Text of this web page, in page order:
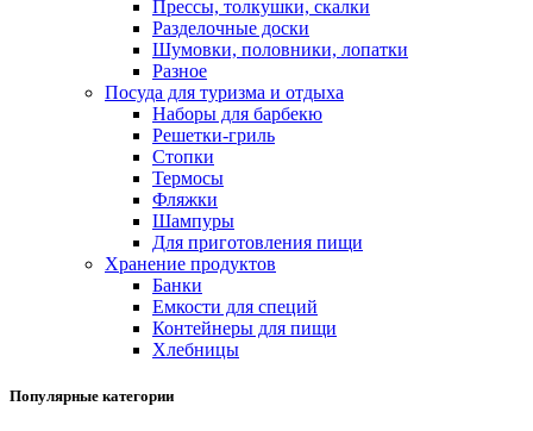
Прессы, толкушки, скалки
Разделочные доски
Шумовки, половники, лопатки
Разное
Посуда для туризма и отдыха
Наборы для барбекю
Решетки-гриль
Стопки
Термосы
Фляжки
Шампуры
Для приготовления пищи
Хранение продуктов
Банки
Емкости для специй
Контейнеры для пищи
Хлебницы
Популярные категории